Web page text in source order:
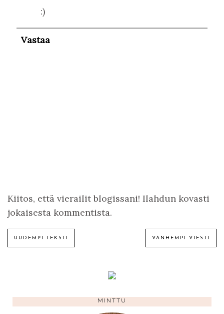
:)
Vastaa
Kiitos, että vierailit blogissani! Ilahdun kovasti
jokaisesta kommentista.
UUDEMPI TEKSTI VANHEMPI VIESTI
MINTTU